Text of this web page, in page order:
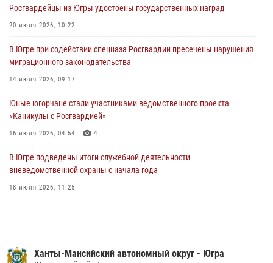
В Югре при силовой поддержке ОМОН Росгвардии задержаны
06 августа 2026, 09:07 2 1
Урайский отдел вневедомственной охраны Росгвардии отмечает
05 августа 2026, 12:01 3
Росгвардейцы из Югры удостоены государственных наград
20 июля 2026, 10:22
В Югре при содействии спецназа Росгвардии пресечены нарушения
миграционного законодательства
14 июля 2026, 09:17
Юные югорчане стали участниками ведомственного проекта
«Каникулы с Росгвардией»
16 июля 2026, 04:54 4
В Югре подведены итоги служебной деятельности
вневедомственной охраны с начала года
18 июля 2026, 11:25
Ханты-Мансийский автономный округ - Югра